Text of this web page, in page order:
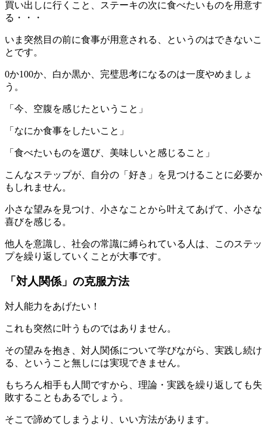
買い出しに行くこと、ステーキの次に食べたいものを用意す
る・・・
いま突然目の前に食事が用意される、というのはできないこ
とです。
0か100か、白か黒か、完璧思考になるのは一度やめましょ
う。
「今、空腹を感じたということ」
「なにか食事をしたいこと」
「食べたいものを選び、美味しいと感じること」
こんなステップが、自分の「好き」を見つけることに必要か
もしれません。
小さな望みを見つけ、小さなことから叶えてあげて、小さな
喜びを感じる。
他人を意識し、社会の常識に縛られている人は、このステッ
プを繰り返していくことが大事です。
「対人関係」の克服方法
対人能力をあげたい！
これも突然に叶うものではありません。
その望みを抱き、対人関係について学びながら、実践し続け
る、ということ無しには実現できません。
もちろん相手も人間ですから、理論・実践を繰り返しても失
敗することもあるでしょう。
そこで諦めてしまうより、いい方法があります。